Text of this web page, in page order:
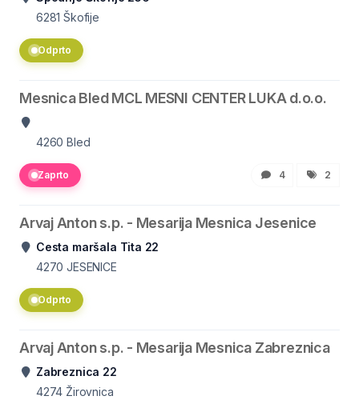
6281 Škofije
Odprto
Mesnica Bled MCL MESNI CENTER LUKA d.o.o.
4260 Bled
Zaprto 4 2
Arvaj Anton s.p. - Mesarija Mesnica Jesenice
Cesta maršala Tita 22
4270 JESENICE
Odprto
Arvaj Anton s.p. - Mesarija Mesnica Zabreznica
Zabreznica 22
4274 Žirovnica